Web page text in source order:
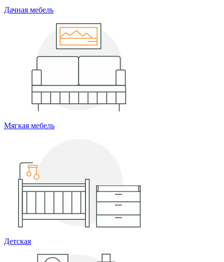
Дачная мебель
Мягкая мебель
Детская